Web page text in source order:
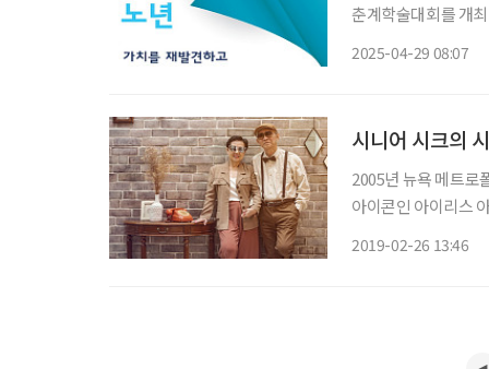
춘계학술대회를 개최한다. 이번 학술대회는 주제는 ‘새롭게 정의되는
2025-04-29 08:07
시니어 시크의
2005년 뉴욕 메트로
아이콘인 아이리스
2019-02-26 13:46